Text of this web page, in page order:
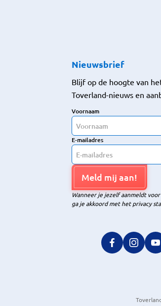
Nieuwsbrief
Blijf op de hoogte van
Toverland-nieuws en
Voornaam
E-mailadres
Meld mij aan!
Wanneer je jezelf aanmeldt
ga je akkoord met het privacy